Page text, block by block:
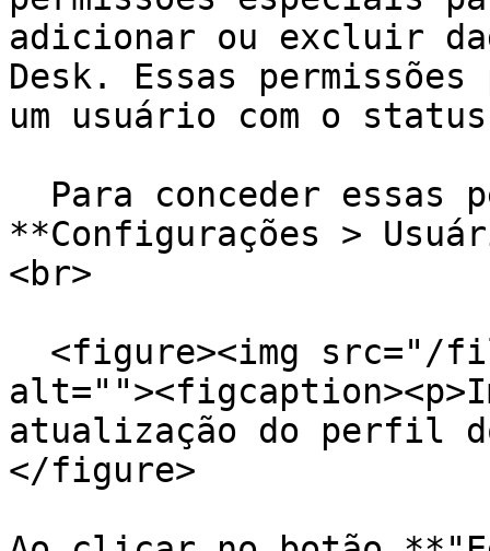
adicionar ou excluir
Desk. Essas
um usuário com o
**Configurações >
<br>
atualização do perfil
</figure>